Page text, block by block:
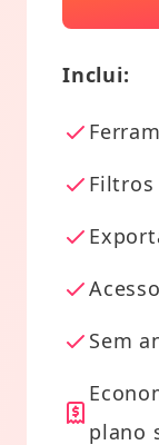
Inclui:
Sem
plano